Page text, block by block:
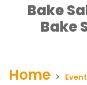
Bake
Bake
Home